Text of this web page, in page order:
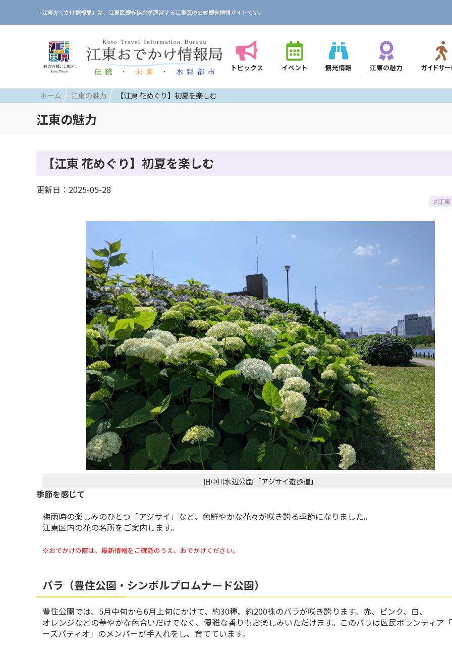
「江東おでかけ情報局」は、江東区観光協会が運営する江東区の公式観光情報サイトです。
トピックス イベント 観光情報 江東の魅力 ガイドサ
ホーム 江東の魅力 【江東 花めぐり】初夏を楽しむ
江東の魅力
【江東 花めぐり】初夏を楽しむ
更新日：2025-05-28
#江
旧中川水辺公園 「アジサイ遊歩道」
季節を感じて
梅雨時の楽しみのひとつ「アジサイ」など、色鮮やかな花々が咲き誇る季節になりました。
江東区内の花の名所をご案内します。
※おでかけの際は、最新情報をご確認のうえ、おでかけください。
バラ（豊住公園・シンボルプロムナード公園）
豊住公園では、5月中旬から6月上旬にかけて、約30種、約200株のバラが咲き誇ります。赤、ピンク、白、
オレンジなどの華やかな色合いだけでなく、優雅な香りもお楽しみいただけます。このバラは区民ボランティア
ーズパティオ」のメンバーが手入れをし、育てています。